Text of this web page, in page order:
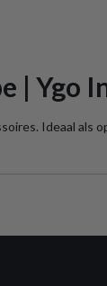
| Ygo
Ideaal als